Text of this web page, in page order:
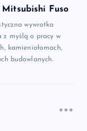
Mitsubishi Fuso
wywrotka
z myślą o pracy w
kamieniołomach,
budowlanych.